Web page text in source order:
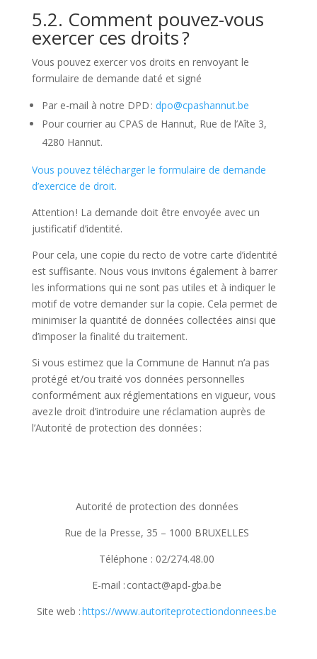
5.2. Comment pouvez-vous
exercer ces droits ?
Vous pouvez exercer vos droits en renvoyant le
formulaire de demande daté et signé
Par e-mail à notre DPD : dpo@cpashannut.be
Pour courrier au CPAS de Hannut, Rue de l’Aîte 3,
4280 Hannut.
Vous pouvez télécharger le formulaire de demande
d’exercice de droit.
Attention ! La demande doit être envoyée avec un
justificatif d’identité.
Pour cela, une copie du recto de votre carte d’identité
est suffisante. Nous vous invitons également à barrer
les informations qui ne sont pas utiles et à indiquer le
motif de votre demander sur la copie. Cela permet de
minimiser la quantité de données collectées ainsi que
d’imposer la finalité du traitement.
Si vous estimez que la Commune de Hannut n’a pas
protégé et/ou traité vos données personnelles
conformément aux réglementations en vigueur, vous
avez le droit d’introduire une réclamation auprès de
l’Autorité de protection des données :
Autorité de protection des données
Rue de la Presse, 35 – 1000 BRUXELLES
Téléphone : 02/274.48.00
E-mail : contact@apd-gba.be
Site web :https://www.autoriteprotectiondonnees.be